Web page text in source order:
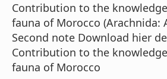
Contribution to the
fauna of Morocco (Arachnida:
Second note Download hier
Contribution to the
fauna of Morocco